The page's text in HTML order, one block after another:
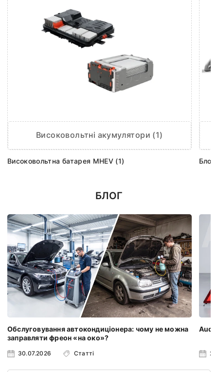
Високовольтні акумулятори (1)
Високовольтна батарея MHEV (1) Блок
БЛОГ
Обслуговування автокондиціонера: чому не можна
заправляти фреон «на око»?
30.07.2026 Статті
Audi